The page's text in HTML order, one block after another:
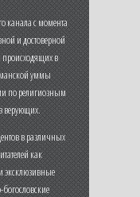
канала с момента
и достоверной
в
уммы
по религиозным
верующих.
в различных
как
эксклюзивные